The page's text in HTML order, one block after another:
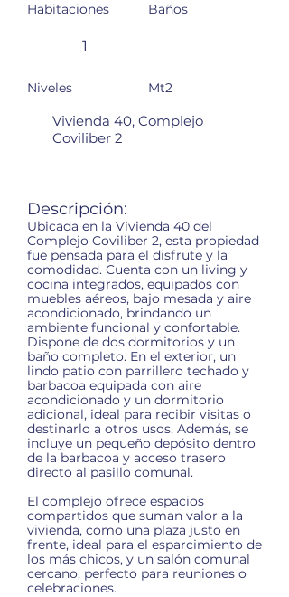
Habitaciones Baños
1
Niveles Mt2
Vivienda 40, Complejo
Coviliber 2
Descripción:
Ubicada en la Vivienda 40 del
Complejo Coviliber 2, esta propiedad
fue pensada para el disfrute y la
comodidad. Cuenta con un living y
cocina integrados, equipados con
muebles aéreos, bajo mesada y aire
acondicionado, brindando un
ambiente funcional y confortable.
Dispone de dos dormitorios y un
baño completo. En el exterior, un
lindo patio con parrillero techado y
barbacoa equipada con aire
acondicionado y un dormitorio
adicional, ideal para recibir visitas o
destinarlo a otros usos. Además, se
incluye un pequeño depósito dentro
de la barbacoa y acceso trasero
directo al pasillo comunal.
El complejo ofrece espacios
compartidos que suman valor a la
vivienda, como una plaza justo en
frente, ideal para el esparcimiento de
los más chicos, y un salón comunal
cercano, perfecto para reuniones o
celebraciones.